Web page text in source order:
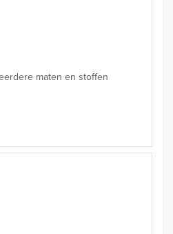
maten en stoffen